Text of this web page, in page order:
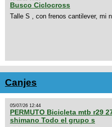
Busco Ciclocross
Talle S , con frenos cantilever, mi
Canjes
05/07/26 12:44
PERMUTO Bicicleta mtb r29
shimano Todo el grupo s